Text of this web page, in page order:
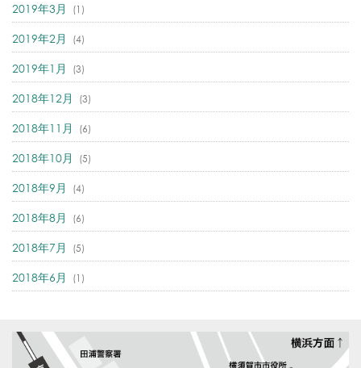
2019年3月 (1)
2019年2月 (4)
2019年1月 (3)
2018年12月 (3)
2018年11月 (6)
2018年10月 (5)
2018年9月 (4)
2018年8月 (6)
2018年7月 (5)
2018年6月 (1)